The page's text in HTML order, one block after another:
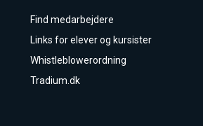
Find medarbejdere
Links for elever og kursister
Whistleblowerordning
Tradium.dk